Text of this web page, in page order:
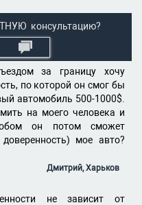
консультацию?
за границу хочу
по которой он смог бы
автомобиль 500-1000$.
на моего человека и
он потом сможет
мое авто?
Дмитрий, Харьков
не зависит от